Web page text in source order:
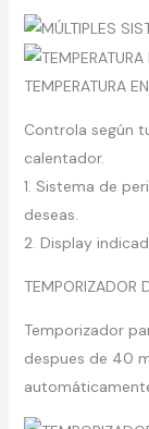
TEMPERATURA
Controla según
calentador.
1. Sistema de
deseas.
2. Display
TEMPORIZADOR
Temporizador
despues de 40